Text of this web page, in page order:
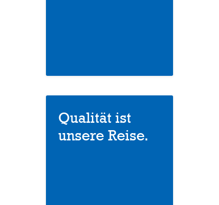
Qualität ist
unsere Reise.